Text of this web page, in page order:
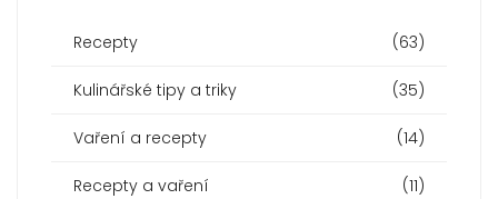
Recepty (63)
Kulinářské tipy a triky (35)
Vaření a recepty (14)
Recepty a vaření (11)